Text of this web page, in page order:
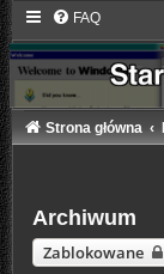
FAQ
Strona główna
Archiwum
Zablokowane